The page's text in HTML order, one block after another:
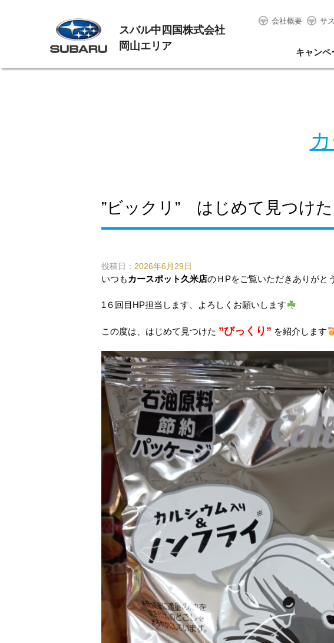
スバル中四国株式会社
岡山エリア
会社概要 サ
キャンペ
”ビックリ” はじめて見つけ
投稿日： 2026年6月29日
いつも カースポット久米店のＨPをご覧いただきありがと
1６回目HP担当します、よろしくお願いします
この度は、はじめて見つけた ”びっくり” を紹介します